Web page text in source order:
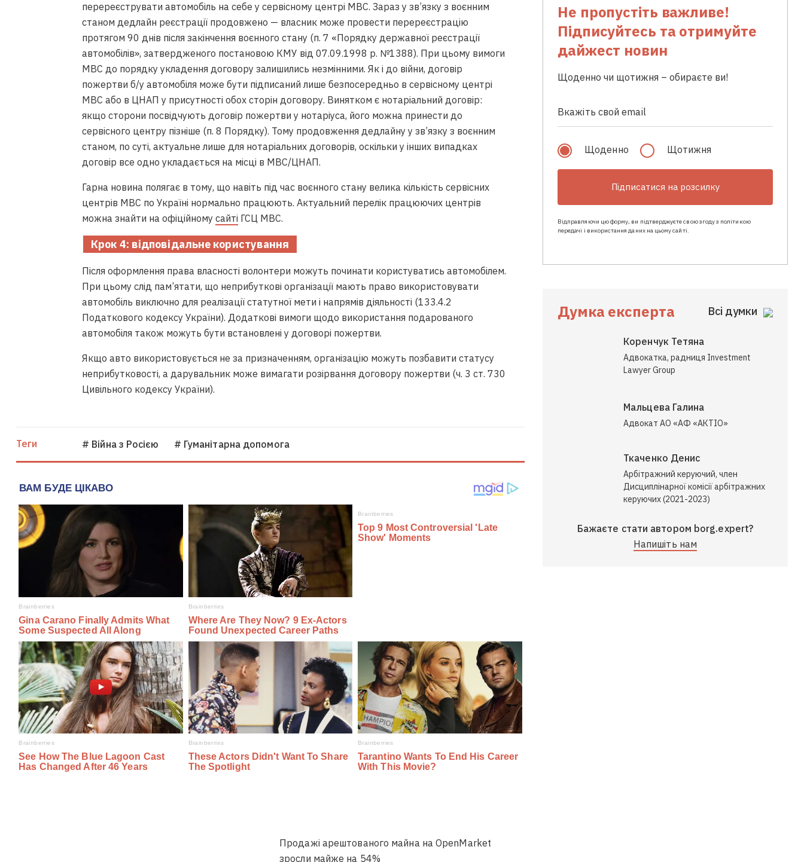
перереєструвати автомобіль на себе у сервісному центрі МВС. Зараз у зв’язку з воєнним
станом дедлайн реєстрації продовжено — власник може провести перереєстрацію
протягом 90 днів після закінчення воєнного стану (п. 7 «Порядку державної реєстрації
автомобілів», затвердженого постановою КМУ від 07.09.1998 р. №1388). При цьому вимоги
МВС до порядку укладення договору залишились незмінними. Як і до війни, договір
пожертви б/у автомобіля може бути підписаний лише безпосередньо в сервісному центрі
МВС або в ЦНАП у присутності обох сторін договору. Винятком є нотаріальний договір:
якщо сторони посвідчують договір пожертви у нотаріуса, його можна принести до
сервісного центру пізніше (п. 8 Порядку). Тому продовження дедлайну у зв’язку з воєнним
станом, по суті, актуальне лише для нотаріальних договорів, оскільки у інших випадках
договір все одно укладається на місці в МВС/ЦНАП.
Гарна новина полягає в тому, що навіть під час воєнного стану велика кількість сервісних
центрів МВС по Україні нормально працюють. Актуальний перелік працюючих центрів
можна знайти на офіційному сайті ГСЦ МВС.
Крок 4: відповідальне користування
Після оформлення права власності волонтери можуть починати користуватись автомобілем.
При цьому слід пам’ятати, що неприбуткові організації мають право використовувати
автомобіль виключно для реалізації статутної мети і напрямів діяльності (133.4.2
Податкового кодексу України). Додаткові вимоги щодо використання подарованого
автомобіля також можуть бути встановлені у договорі пожертви.
Якщо авто використовується не за призначенням, організацію можуть позбавити статусу
неприбутковості, а дарувальник може вимагати розірвання договору пожертви (ч. 3 ст. 730
Цивільного кодексу України).
Теги # Війна з Росією # Гуманітарна допомога
Продажі арештованого майна на OpenMarket
зросли майже на 54%
Не пропустіть важливе!
Підписуйтесь та отримуйте
дайжест новин
Щоденно чи щотижня – обираєте ви!
Щоденно Щотижня
Підписатися на розсилку
Відправляючи цю форму, ви підтверджуєте свою згоду з політикою
передачі і використання даних на цьому сайті.
Думка експерта Всі думки
Коренчук Тетяна
Адвокатка, радниця Investment
Lawyer Group
Мальцева Галина
Адвокат АО «АФ «АКТІО»
Ткаченко Денис
Арбітражний керуючий, член
Дисциплінарної комісії арбітражних
керуючих (2021-2023)
Бажаєте стати автором borg.expert?
Напишіть нам